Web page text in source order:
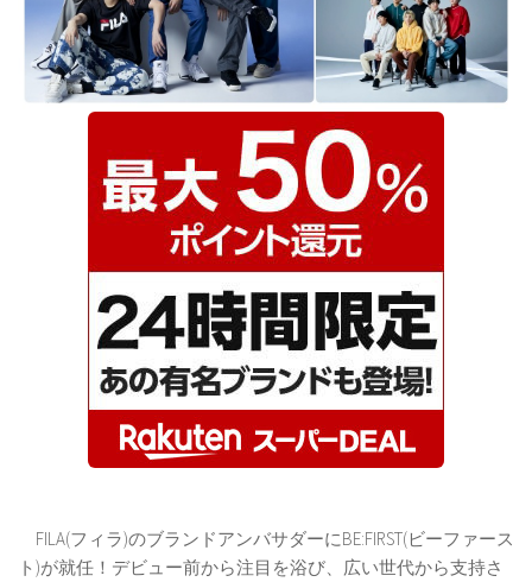
FILA(フィラ)のブランドアンバサダーにBE:FIRST(ビーファース
ト)が就任！デビュー前から注目を浴び、広い世代から支持さ